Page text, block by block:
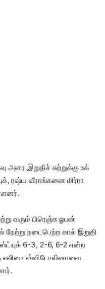
அரை இறு​திச் சுற்றுக்கு உக்​
ரஷ்ய வீராங்​கனை மிர்ரா
வரும் பிரெஞ்சு ஓபன்
நடை​பெற்ற கால் இறுதி
6-3, 2-6, 6-2 என்ற
எலினா ஸ்விடோலினாவை